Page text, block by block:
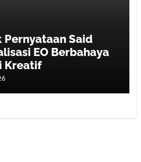
Pernyataan Said
EO Berbahaya
Kreatif